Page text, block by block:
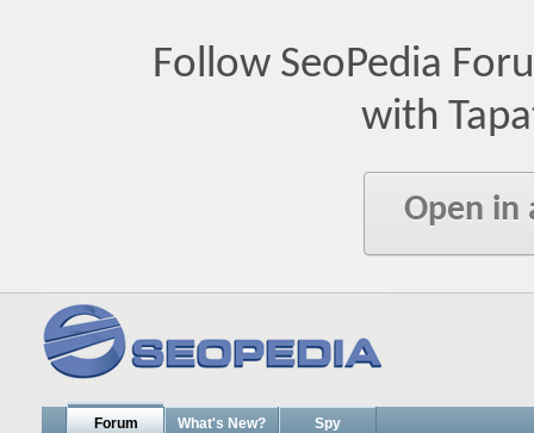
Follow SeoPedia
with
Open in
Forum What's New? Spy